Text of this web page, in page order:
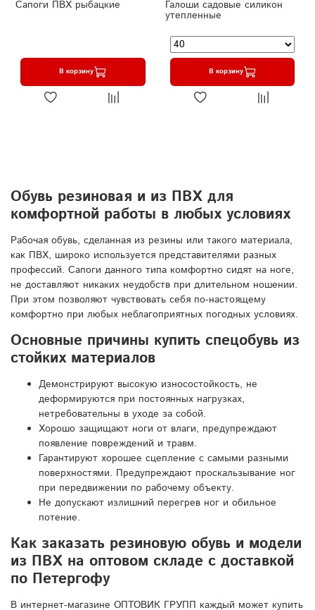
Сапоги ПВХ рыбацкие
В корзину
Галоши садовые силикон
утепленные
В корзину
Обувь резиновая и из ПВХ для
комфортной работы в любых условиях
Рабочая обувь, сделанная из резины или такого материала,
как ПВХ, широко используется представителями разных
профессий. Сапоги данного типа комфортно сидят на ноге,
не доставляют никаких неудобств при длительном ношении.
При этом позволяют чувствовать себя по-настоящему
комфортно при любых неблагоприятных погодных условиях.
Основные причины купить спецобувь из
стойких материалов
Демонстрируют высокую износостойкость, не
деформируются при постоянных нагрузках,
нетребовательны в уходе за собой.
Хорошо защищают ноги от влаги, предупреждают
появление повреждений и травм.
Гарантируют хорошее сцепление с самыми разными
поверхностями. Предупреждают проскальзывание ног
при передвижении по рабочему объекту.
Не допускают излишний перегрев ног и обильное
потение.
Как заказать резиновую обувь и модели
из ПВХ на оптовом складе с доставкой
по Петергофу
В интернет-магазине ОПТОВИК ГРУПП каждый может купить